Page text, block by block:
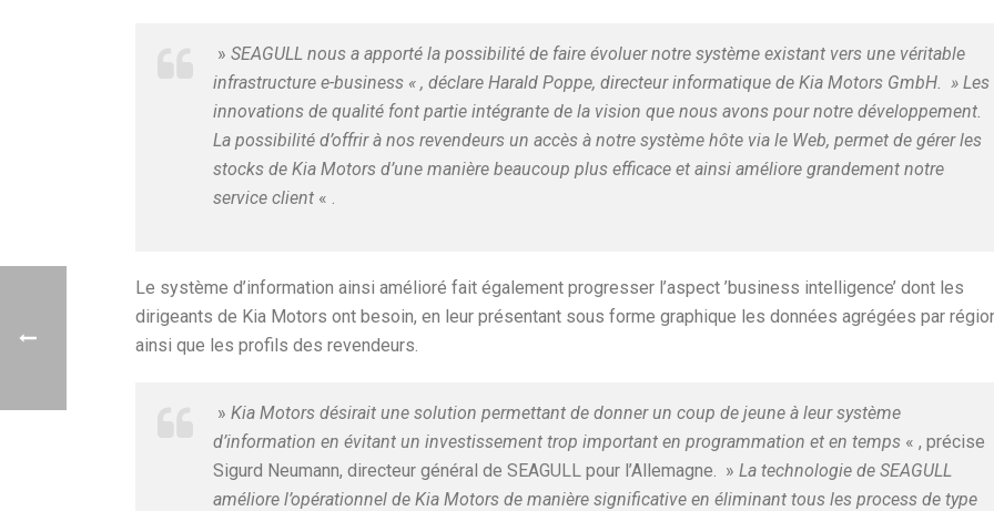
» SEAGULL nous a apporté la possibilité de faire évoluer notre système existant vers une véritable
infrastructure e-business « , déclare Harald Poppe, directeur informatique de Kia Motors GmbH. » Les
innovations de qualité font partie intégrante de la vision que nous avons pour notre développement.
La possibilité d’offrir à nos revendeurs un accès à notre système hôte via le Web, permet de gérer les
stocks de Kia Motors d’une manière beaucoup plus efficace et ainsi améliore grandement notre
service client « .
Le système d’information ainsi amélioré fait également progresser l’aspect ’business intelligence’ dont les
dirigeants de Kia Motors ont besoin, en leur présentant sous forme graphique les données agrégées par
ainsi que les profils des revendeurs.
» Kia Motors désirait une solution permettant de donner un coup de jeune à leur système
d’information en évitant un investissement trop important en programmation et en temps « , précise
Sigurd Neumann, directeur général de SEAGULL pour l’Allemagne. » La technologie de SEAGULL
améliore l’opérationnel de Kia Motors de manière significative en éliminant tous les process de type